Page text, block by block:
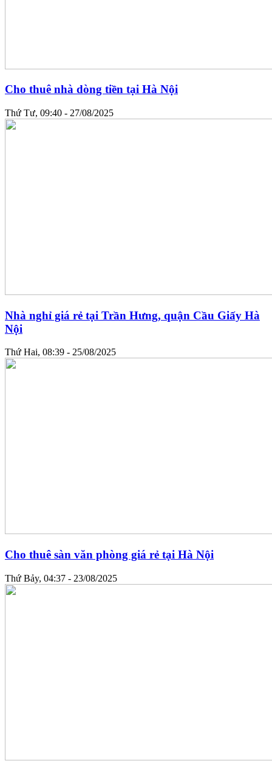
Cho thuê nhà dòng tiền tại Hà Nội
Thứ Tư, 09:40 - 27/08/2025
Nhà nghỉ giá rẻ tại Trần Hưng, quận Cầu Giấy Hà
Nội
Thứ Hai, 08:39 - 25/08/2025
Cho thuê sàn văn phòng giá rẻ tại Hà Nội
Thứ Bảy, 04:37 - 23/08/2025